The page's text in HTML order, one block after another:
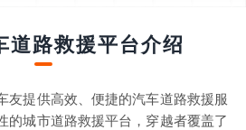
道路救援平台介绍
友提供高效、便捷的汽车道路救援服
的城市道路救援平台，穿越者覆盖了